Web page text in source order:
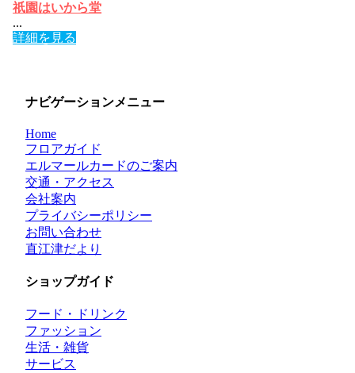
祇園はいから堂
...
詳細を見る
ナビゲーションメニュー
Home
フロアガイド
エルマールカードのご案内
交通・アクセス
会社案内
プライバシーポリシー
お問い合わせ
直江津だより
ショップガイド
フード・ドリンク
ファッション
生活・雑貨
サービス